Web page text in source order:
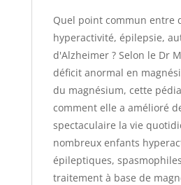
Quel point commun entre
hyperactivité, épilepsie,
d'Alzheimer ? Selon le Dr
déficit anormal en
du magnésium, cette
comment elle a amélioré
spectaculaire la vie
nombreux enfants
épileptiques,
traitement à base de